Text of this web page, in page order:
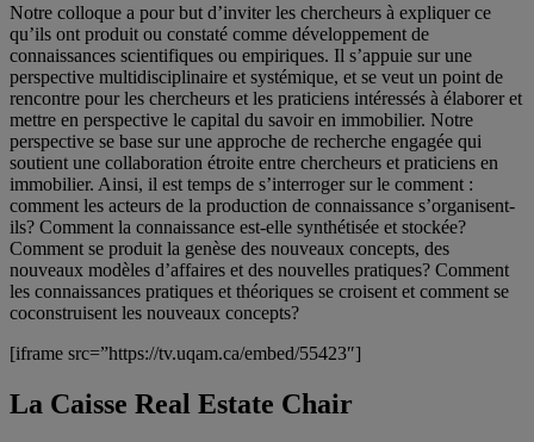
Notre colloque a pour but d’inviter les chercheurs à expliquer ce
qu’ils ont produit ou constaté comme développement de
connaissances scientifiques ou empiriques. Il s’appuie sur une
perspective multidisciplinaire et systémique, et se veut un point de
rencontre pour les chercheurs et les praticiens intéressés à élaborer et
mettre en perspective le capital du savoir en immobilier. Notre
perspective se base sur une approche de recherche engagée qui
soutient une collaboration étroite entre chercheurs et praticiens en
immobilier. Ainsi, il est temps de s’interroger sur le comment :
comment les acteurs de la production de connaissance s’organisent-
ils? Comment la connaissance est-elle synthétisée et stockée?
Comment se produit la genèse des nouveaux concepts, des
nouveaux modèles d’affaires et des nouvelles pratiques? Comment
les connaissances pratiques et théoriques se croisent et comment se
coconstruisent les nouveaux concepts?
[iframe src=”https://tv.uqam.ca/embed/55423″]
La Caisse Real Estate Chair